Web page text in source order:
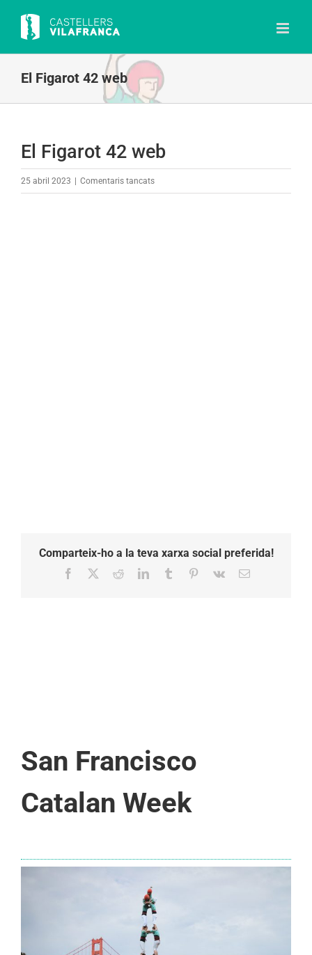
content
El Figarot 42 web
El Figarot 42 web
25 abril 2023 Comentaris tancatsa
Comparteix-ho a la teva xarxa social preferida!
Facebook RedditLinkedInTumblr Pinterest
Vk Email:
San Francisco
Catalan Week